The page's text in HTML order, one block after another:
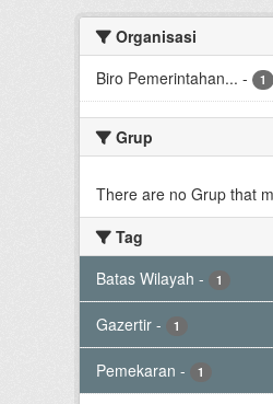
Organisasi
Biro Pemerintahan... - 1
Grup
There are no Grup that
Tag
Batas Wilayah - 1
Gazertir - 1
Pemekaran - 1